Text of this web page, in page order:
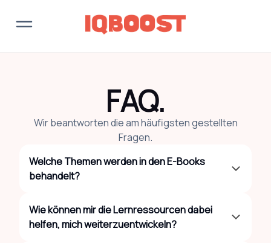
FAQ.
Wir beantworten die am häufigsten gestellten
Fragen.
Welche Themen werden in den E-Books
behandelt?
Wie können mir die Lernressourcen dabei
helfen, mich weiterzuentwickeln?